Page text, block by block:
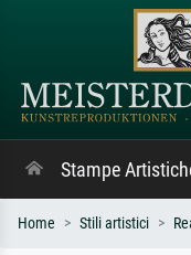
Stampe
Home Stili artistici